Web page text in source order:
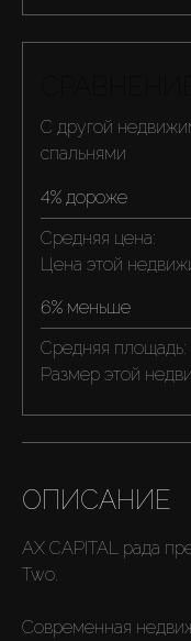
С другой
спальнями
4% дороже
Средняя цена:
Цена этой
6% меньше
Средняя площадь:
Размер этой
ОПИСАНИЕ
AX CAPITAL рада
Two.
Современная